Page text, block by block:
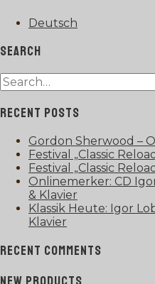
Deutsch
SEARCH
Search
for:
RECENT POSTS
Gordon Sherwood –
Festival „Classic
Festival „Classic
Onlinemerker: CD
& Klavier
Klassik Heute: Igor
Klavier
RECENT COMMENTS